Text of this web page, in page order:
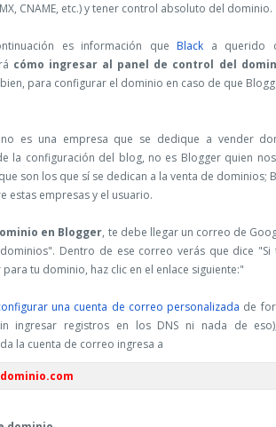
CNAME, etc.) y tener control absoluto del dominio.
es información que Black a querido
cómo ingresar al panel de control del
para configurar el dominio en caso de que
es una empresa que se dedique a vender
la configuración del blog, no es Blogger quien
que son los que sí se dedican a la venta de dominios;
estas empresas y el usuario.
en Blogger, te debe llegar un correo de
Dentro de ese correo verás que dice "Si
tu dominio, haz clic en el enlace siguiente:"
una cuenta de correo personalizada de
ingresar registros en los DNS ni nada de
la cuenta de correo ingresa a